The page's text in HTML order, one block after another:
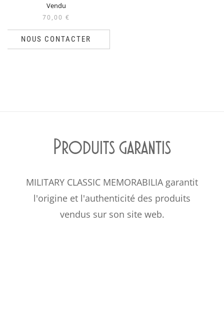
Vendu
70,00 €
NOUS CONTACTER
Produits garantis
MILITARY CLASSIC MEMORABILIA garantit
l'origine et l'authenticité des produits
vendus sur son site web.